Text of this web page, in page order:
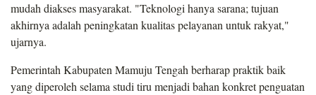
mudah diakses masyarakat. "Teknologi hanya sarana; tujuan
akhirnya adalah peningkatan kualitas pelayanan untuk rakyat,"
ujarnya.
Pemerintah Kabupaten Mamuju Tengah berharap praktik baik
yang diperoleh selama studi tiru menjadi bahan konkret penguatan